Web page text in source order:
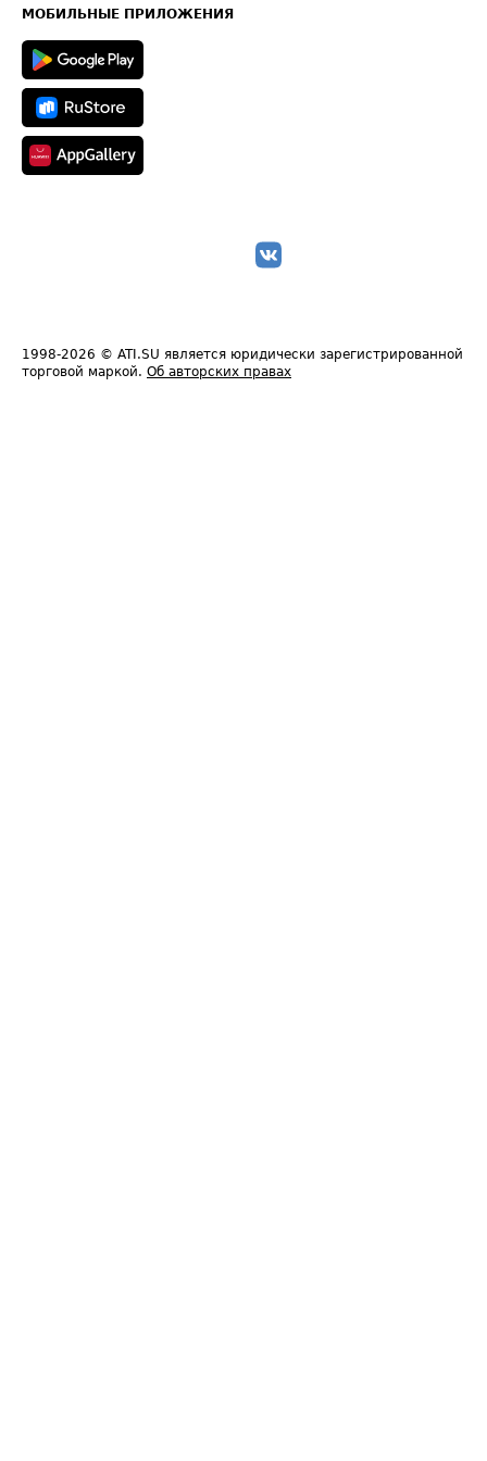
Техническая информация
МОБИЛЬНЫЕ ПРИЛОЖЕНИЯ
1998-2026 © ATI.SU является юридически зарегистрированной
торговой маркой. Об авторских правах